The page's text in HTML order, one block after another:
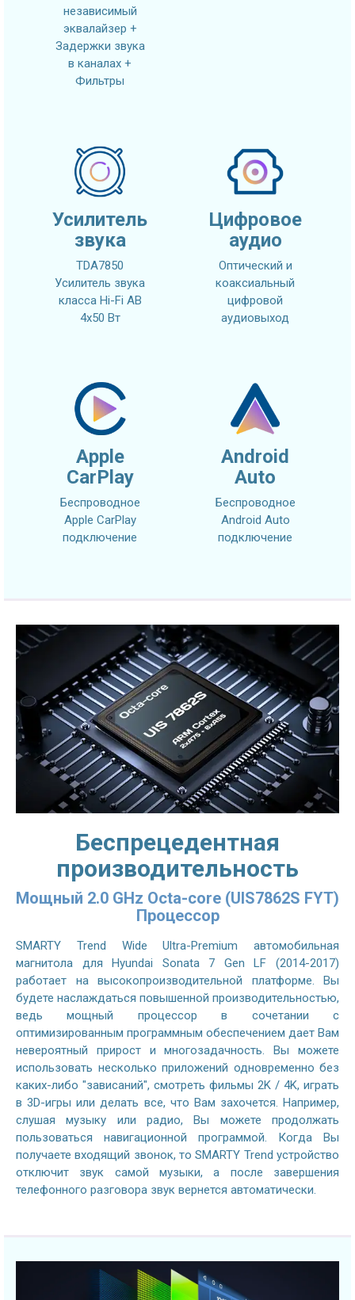
независимый
эквалайзер +
Задержки звука
в каналах +
Фильтры
Усилитель
звука
TDA7850
Усилитель звука
класса Hi-Fi AB
4x50 Вт
Цифровое
аудио
Оптический и
коаксиальный
цифровой
аудиовыход
Apple
CarPlay
Беспроводное
Apple CarPlay
подключение
Android
Auto
Беспроводное
Android Auto
подключение
Беспрецедентная
производительность
Мощный 2.0 GHz Octa-core (UIS7862S FYT)
Процессор
SMARTY Trend Wide Ultra-Premium автомобильная
магнитола для Hyundai Sonata 7 Gen LF (2014-2017)
работает на высокопроизводительной платформе. Вы
будете наслаждаться повышенной производительностью,
ведь мощный процессор в сочетании с
оптимизированным программным обеспечением дает Вам
невероятный прирост и многозадачность. Вы можете
использовать несколько приложений одновременно без
каких-либо "зависаний", смотреть фильмы 2K / 4K, играть
в 3D-игры или делать все, что Вам захочется. Например,
слушая музыку или радио, Вы можете продолжать
пользоваться навигационной программой. Когда Вы
получаете входящий звонок, то SMARTY Trend устройство
отключит звук самой музыки, а после завершения
телефонного разговора звук вернется автоматически.